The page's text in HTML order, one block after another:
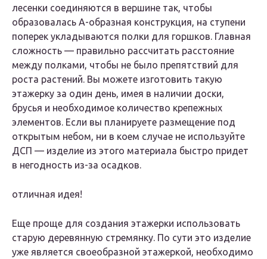
лесенки соединяются в вершине так, чтобы
образовалась А-образная конструкция, на ступени
поперек укладываются полки для горшков. Главная
сложность — правильно рассчитать расстояние
между полками, чтобы не было препятствий для
роста растений. Вы можете изготовить такую
этажерку за один день, имея в наличии доски,
брусья и необходимое количество крепежных
элементов. Если вы планируете размещение под
открытым небом, ни в коем случае не используйте
ДСП — изделие из этого материала быстро придет
в негодность из-за осадков.
отличная идея!
Еще проще для создания этажерки использовать
старую деревянную стремянку. По сути это изделие
уже является своеобразной этажеркой, необходимо